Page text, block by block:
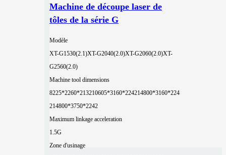
Machine de découpe laser de
tôles de la série G
Modèle
XT-G1530(2.1)XT-G2040(2.0)XT-G2060(2.0)XT-
G2560(2.0)
Machine tool dimensions
8225*2260*213210605*3160*224214800*3160*224
214800*3750*2242
Maximum linkage acceleration
1.5G
Zone d'usinage